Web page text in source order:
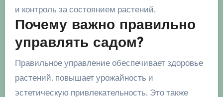
и контроль за состоянием растений.
Почему важно правильно
управлять садом?
Правильное управление обеспечивает здоровье
растений, повышает урожайность и
эстетическую привлекательность. Это также